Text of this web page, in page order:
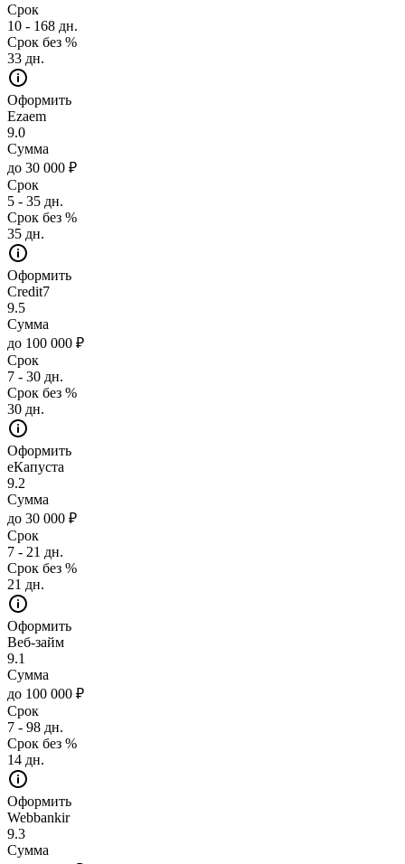
Срок
10 - 168 дн.
Срок без %
33 дн.
Оформить
Ezaem
9.0
Сумма
до 30 000 ₽
Срок
5 - 35 дн.
Срок без %
35 дн.
Оформить
Credit7
9.5
Сумма
до 100 000 ₽
Срок
7 - 30 дн.
Срок без %
30 дн.
Оформить
еКапуста
9.2
Сумма
до 30 000 ₽
Срок
7 - 21 дн.
Срок без %
21 дн.
Оформить
Веб-займ
9.1
Сумма
до 100 000 ₽
Срок
7 - 98 дн.
Срок без %
14 дн.
Оформить
Webbankir
9.3
Сумма